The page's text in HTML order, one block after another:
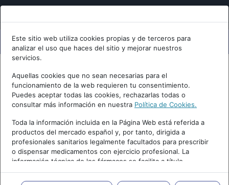
Este sitio web utiliza cookies propias y de terceros para
analizar el uso que haces del sitio y mejorar nuestros
servicios.
Aquellas cookies que no sean necesarias para el
funcionamiento de la web requieren tu consentimiento.
Puedes aceptar todas las cookies, rechazarlas todas o
consultar más información en nuestra Política de Cookies.
Toda la información incluida en la Página Web está referida a
productos del mercado español y, por tanto, dirigida a
profesionales sanitarios legalmente facultados para prescribir
o dispensar medicamentos con ejercicio profesional. La
información técnica de los fármacos se facilita a título
meramente informativo, siendo responsabilidad de los
profesionales facultados prescribir medicamentos y decidir, en